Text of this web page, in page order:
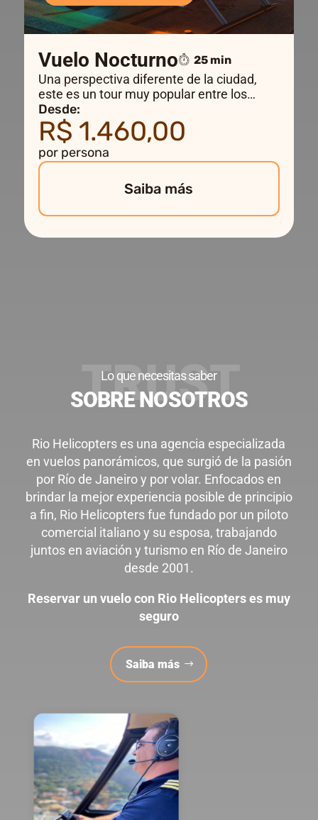
Vuelo Nocturno 25 min
Una perspectiva diferente de la ciudad,
este es un tour muy popular entre los
románticos o aquellos que buscan tomar
un vuelo diferente. La hora de despegue
varía según la época del año.
Desde:
R$ 1.460,00
por persona
Saiba más
Lo que necesitas saber
SOBRE NOSOTROS
Rio Helicopters es una agencia especializada
en vuelos panorámicos, que surgió de la pasión
por Río de Janeiro y por volar. Enfocados en
brindar la mejor experiencia posible de principio
a fin, Rio Helicopters fue fundado por un piloto
comercial italiano y su esposa, trabajando
juntos en aviación y turismo en Río de Janeiro
desde 2001.
Reservar un vuelo con Rio Helicopters es muy
seguro
Saiba más